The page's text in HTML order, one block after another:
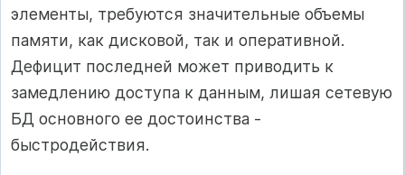
элементы, требуются значительные объемы
памяти, как дисковой, так и оперативной.
Дефицит последней может приводить к
замедлению доступа к данным, лишая сетевую
БД основного ее достоинства -
быстродействия.